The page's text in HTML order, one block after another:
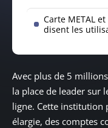
Carte METAL
disent les
Avec plus de 5
la place de leader sur
ligne. Cette institution
élargie, des comptes